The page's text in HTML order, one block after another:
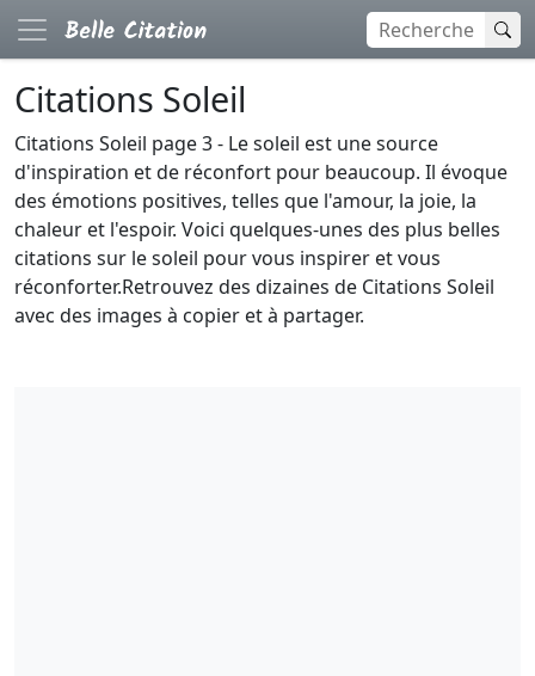
Citations Soleil
Citations Soleil page 3 - Le soleil est une source
d'inspiration et de réconfort pour beaucoup. Il évoque
des émotions positives, telles que l'amour, la joie, la
chaleur et l'espoir. Voici quelques-unes des plus belles
citations sur le soleil pour vous inspirer et vous
réconforter.Retrouvez des dizaines de Citations Soleil
avec des images à copier et à partager.